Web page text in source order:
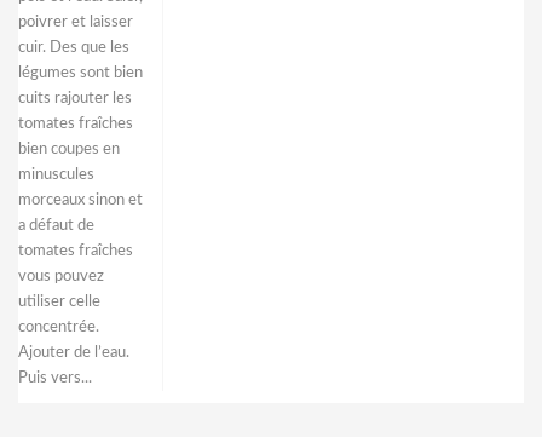
poivrer et laisser
cuir. Des que les
légumes sont bien
cuits rajouter les
tomates fraîches
bien coupes en
minuscules
morceaux sinon et
a défaut de
tomates fraîches
vous pouvez
utiliser celle
concentrée.
Ajouter de l’eau.
Puis vers...